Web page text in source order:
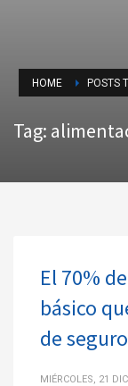
HOME POSTS
Tag:
El 70%
básico
de
MIÉRCOLES, 21